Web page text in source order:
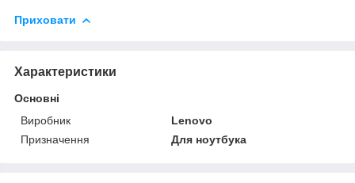
Приховати
Характеристики
Основні
Виробник
Lenovo
Призначення
Для ноутбука